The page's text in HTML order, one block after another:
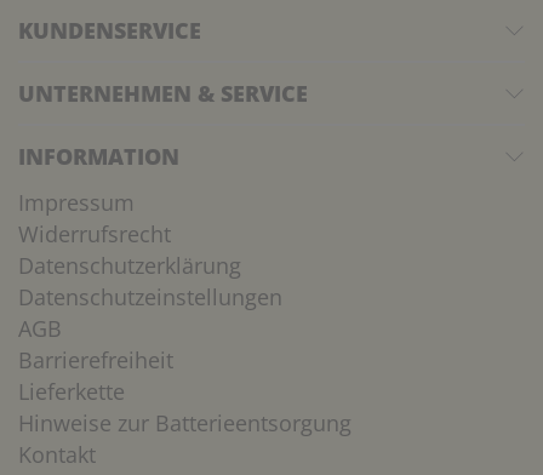
KUNDENSERVICE
UNTERNEHMEN & SERVICE
INFORMATION
Impressum
Widerrufsrecht
Datenschutzerklärung
Datenschutzeinstellungen
AGB
Barrierefreiheit
Lieferkette
Hinweise zur Batterieentsorgung
Kontakt